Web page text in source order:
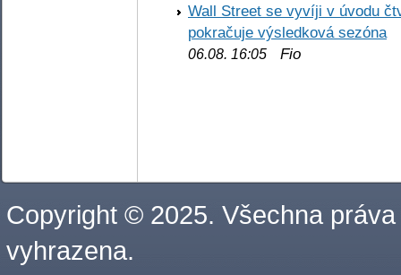
Wall Street se vyvíji v úvodu
pokračuje výsledková sezóna
06.08. 16:05 Fio
Copyright © 2025. Všechna práva
vyhrazena.